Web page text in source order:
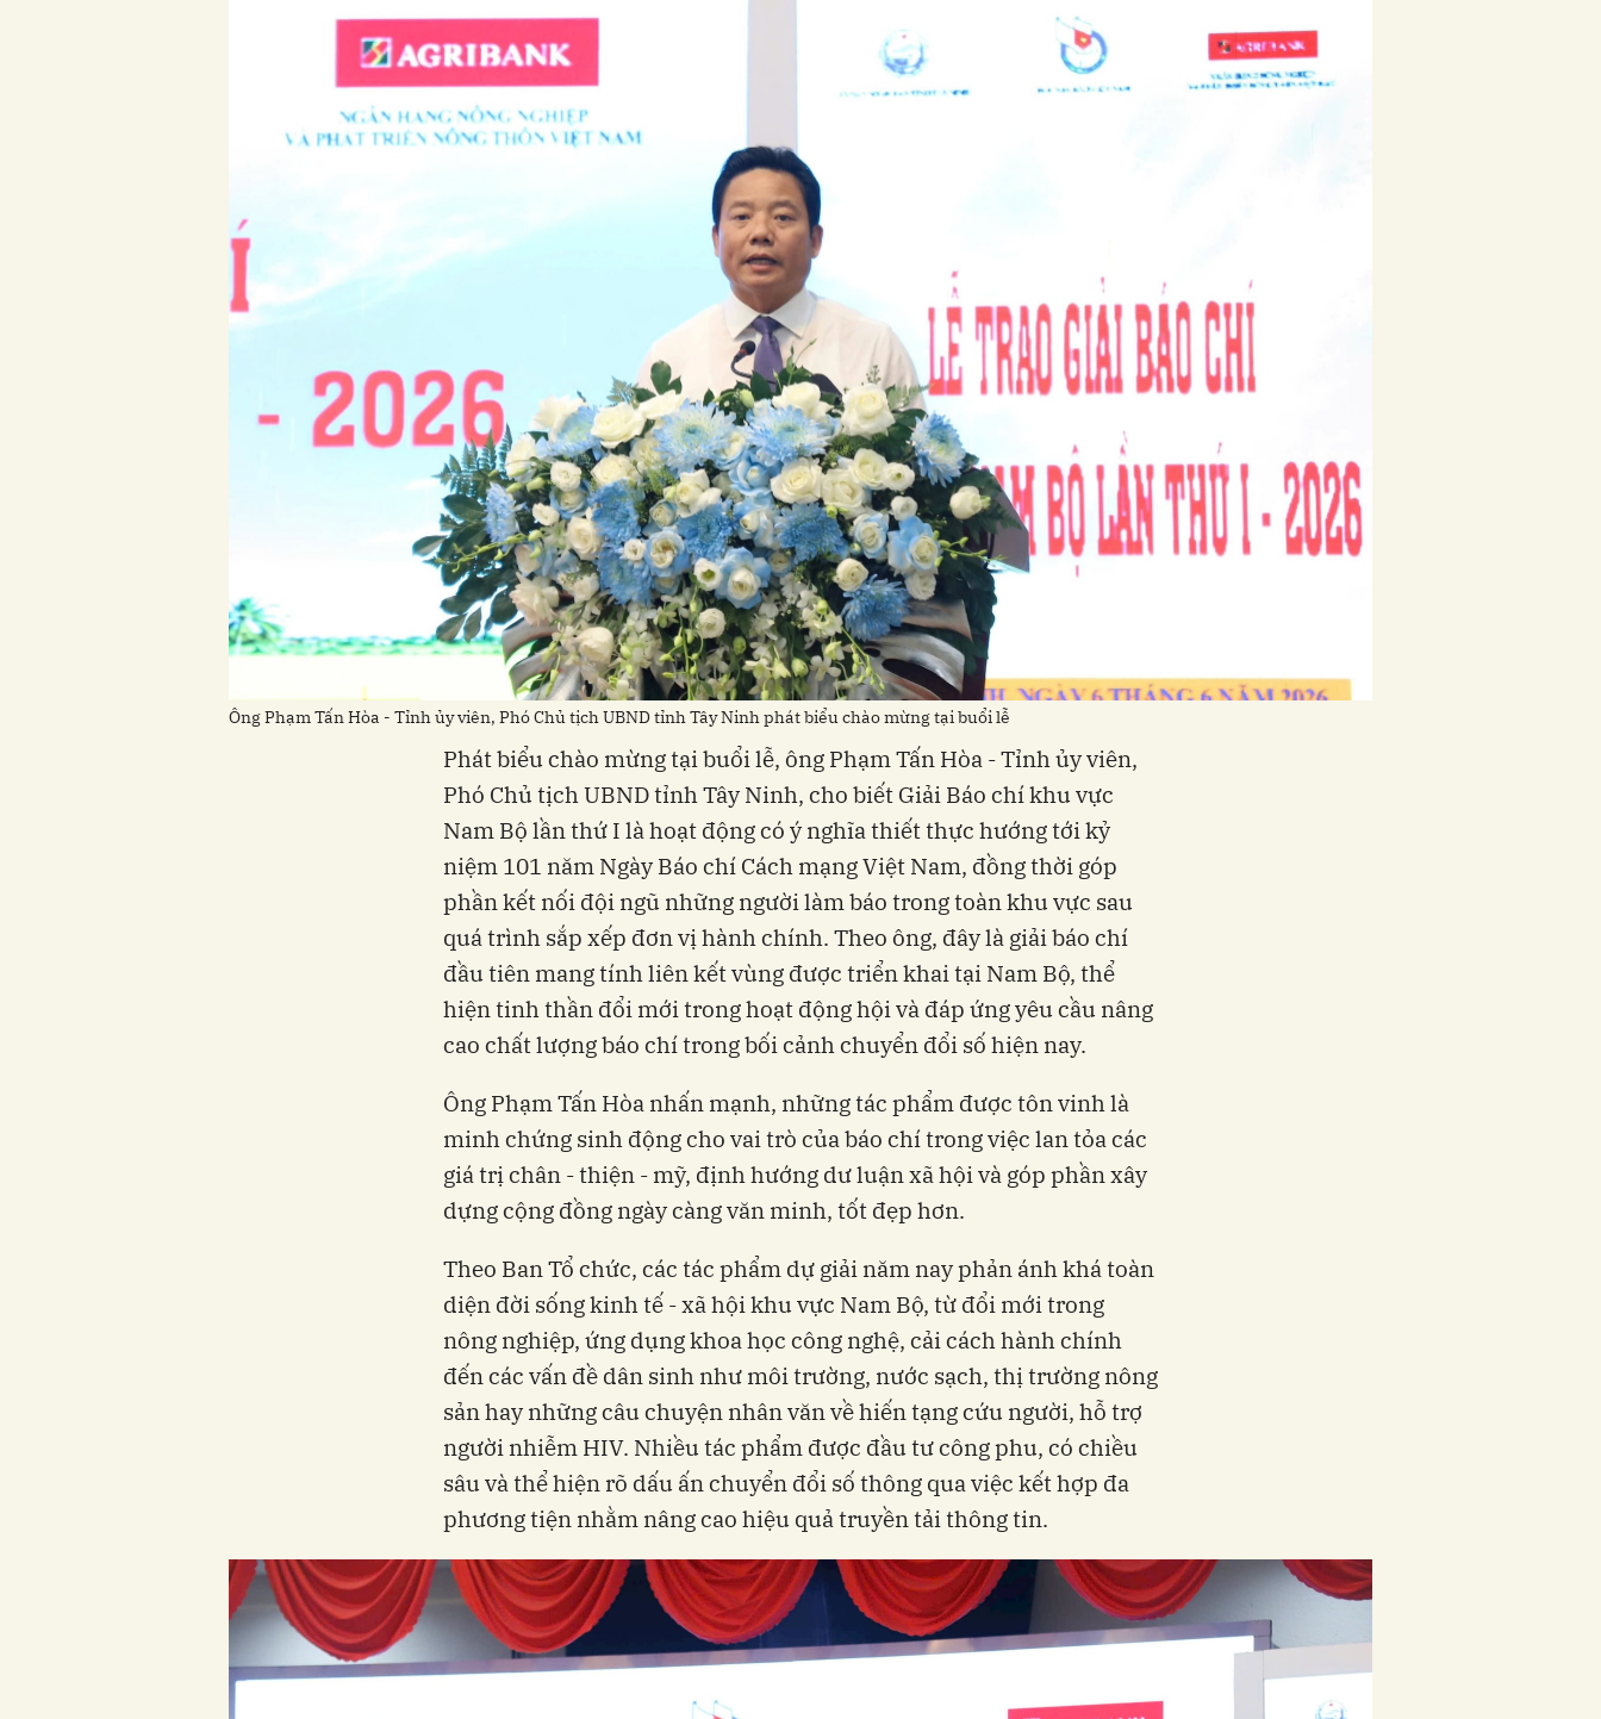
Ông Phạm Tấn Hòa - Tỉnh ủy viên, Phó Chủ tịch UBND tỉnh Tây Ninh phát biểu chào mừng tại buổi lễ
Phát biểu chào mừng tại buổi lễ, ông Phạm Tấn Hòa - Tỉnh ủy viên,
Phó Chủ tịch UBND tỉnh Tây Ninh, cho biết Giải Báo chí khu vực
Nam Bộ lần thứ I là hoạt động có ý nghĩa thiết thực hướng tới kỷ
niệm 101 năm Ngày Báo chí Cách mạng Việt Nam, đồng thời góp
phần kết nối đội ngũ những người làm báo trong toàn khu vực sau
quá trình sắp xếp đơn vị hành chính. Theo ông, đây là giải báo chí
đầu tiên mang tính liên kết vùng được triển khai tại Nam Bộ, thể
hiện tinh thần đổi mới trong hoạt động hội và đáp ứng yêu cầu nâng
cao chất lượng báo chí trong bối cảnh chuyển đổi số hiện nay.
Ông Phạm Tấn Hòa nhấn mạnh, những tác phẩm được tôn vinh là
minh chứng sinh động cho vai trò của báo chí trong việc lan tỏa các
giá trị chân - thiện - mỹ, định hướng dư luận xã hội và góp phần xây
dựng cộng đồng ngày càng văn minh, tốt đẹp hơn.
Theo Ban Tổ chức, các tác phẩm dự giải năm nay phản ánh khá toàn
diện đời sống kinh tế - xã hội khu vực Nam Bộ, từ đổi mới trong
nông nghiệp, ứng dụng khoa học công nghệ, cải cách hành chính
đến các vấn đề dân sinh như môi trường, nước sạch, thị trường nông
sản hay những câu chuyện nhân văn về hiến tạng cứu người, hỗ trợ
người nhiễm HIV. Nhiều tác phẩm được đầu tư công phu, có chiều
sâu và thể hiện rõ dấu ấn chuyển đổi số thông qua việc kết hợp đa
phương tiện nhằm nâng cao hiệu quả truyền tải thông tin.